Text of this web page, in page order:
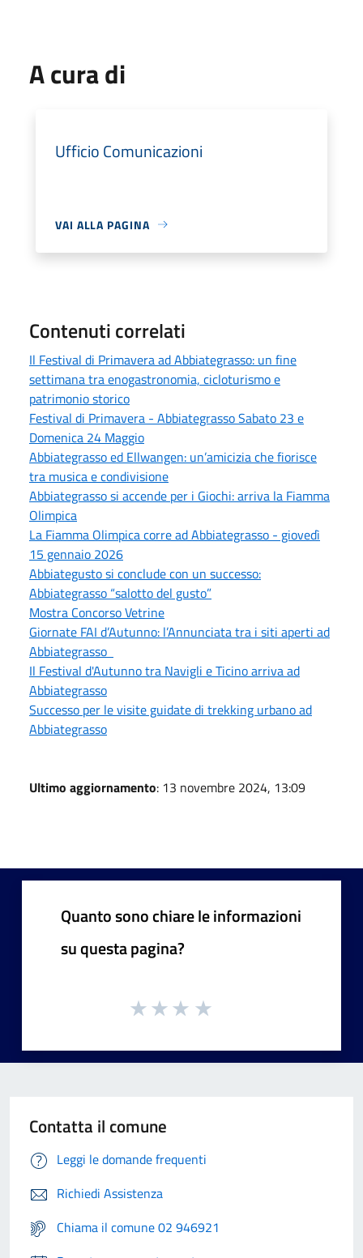
A cura di
Ufficio Comunicazioni
VAI ALLA PAGINA
Contenuti correlati
Il Festival di Primavera ad Abbiategrasso: un fine
settimana tra enogastronomia, cicloturismo e
patrimonio storico
Festival di Primavera - Abbiategrasso Sabato 23 e
Domenica 24 Maggio
Abbiategrasso ed Ellwangen: un’amicizia che fiorisce
tra musica e condivisione
Abbiategrasso si accende per i Giochi: arriva la Fiamma
Olimpica
La Fiamma Olimpica corre ad Abbiategrasso - giovedì
15 gennaio 2026
Abbiategusto si conclude con un successo:
Abbiategrasso “salotto del gusto”
Mostra Concorso Vetrine
Giornate FAI d’Autunno: l’Annunciata tra i siti aperti ad
Abbiategrasso
Il Festival d'Autunno tra Navigli e Ticino arriva ad
Abbiategrasso
Successo per le visite guidate di trekking urbano ad
Abbiategrasso
Ultimo aggiornamento: 13 novembre 2024, 13:09
Quanto sono chiare le informazioni
su questa pagina?
Contatta il comune
Leggi le domande frequenti
Richiedi Assistenza
Chiama il comune 02 946921